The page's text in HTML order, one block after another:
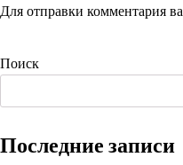
Для отправки комментария
Поиск
Последние записи